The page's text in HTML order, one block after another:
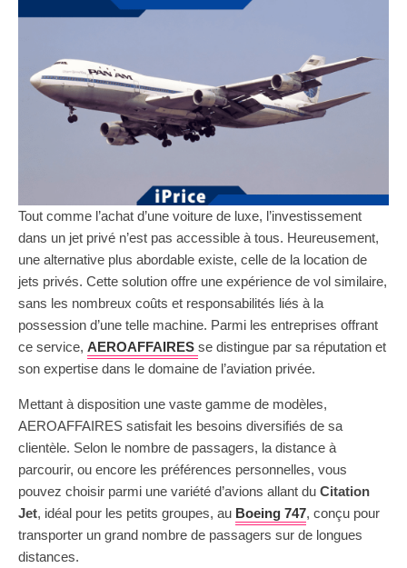
Tout comme l’achat d’une voiture de luxe, l’investissement
dans un jet privé n’est pas accessible à tous. Heureusement,
une alternative plus abordable existe, celle de la location de
jets privés. Cette solution offre une expérience de vol similaire,
sans les nombreux coûts et responsabilités liés à la
possession d’une telle machine. Parmi les entreprises offrant
ce service, AEROAFFAIRES se distingue par sa réputation et
son expertise dans le domaine de l’aviation privée.
Mettant à disposition une vaste gamme de modèles,
AEROAFFAIRES satisfait les besoins diversifiés de sa
clientèle. Selon le nombre de passagers, la distance à
parcourir, ou encore les préférences personnelles, vous
pouvez choisir parmi une variété d’avions allant du Citation
Jet, idéal pour les petits groupes, au Boeing 747, conçu pour
transporter un grand nombre de passagers sur de longues
distances.